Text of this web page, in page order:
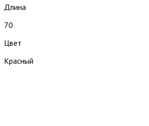
Длина
70
Цвет
Красный